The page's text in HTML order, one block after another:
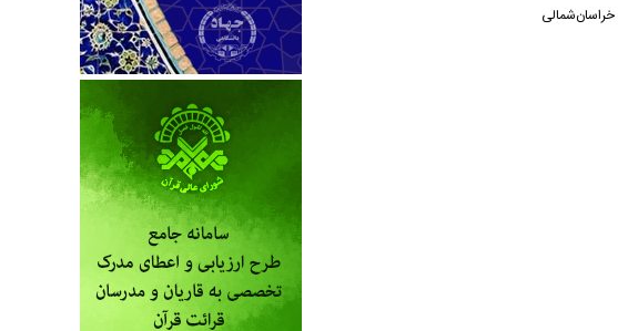
خراسان‌شمالی